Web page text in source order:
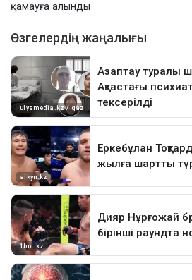
қамауға алынды